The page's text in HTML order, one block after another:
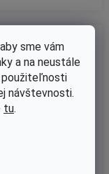
sme vám
a na neustále
použiteľnosti
návštevnosti.
tu.